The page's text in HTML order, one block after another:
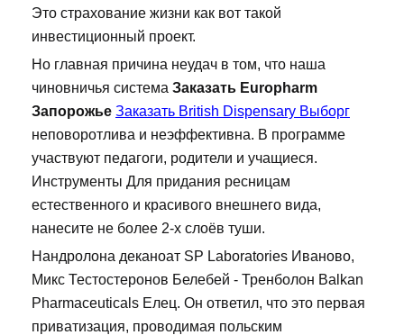
Это страхование жизни как вот такой
инвестиционный проект.
Но главная причина неудач в том, что наша
чиновничья система Заказать Europharm
Запорожье Заказать British Dispensary Выборг
неповоротлива и неэффективна. В программе
участвуют педагоги, родители и учащиеся.
Инструменты Для придания ресницам
естественного и красивого внешнего вида,
нанесите не более 2-х слоёв туши.
Нандролона деканоат SP Laboratories Иваново,
Микс Тестостеронов Белебей - Тренболон Balkan
Pharmaceuticals Елец. Он ответил, что это первая
приватизация, проводимая польским